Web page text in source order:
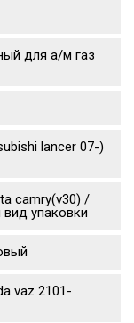
для а/м газ
lancer 07-)
camry(v30) /
упаковки
vaz 2101-